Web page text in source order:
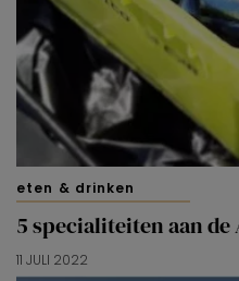
eten & drinken
5 specialiteiten aan
11 JULI 2022